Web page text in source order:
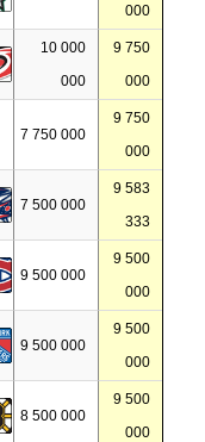
000
10 000
000
9 750
000
7 750 000
9 750
000
7 500 000
9 583
333
9 500 000
9 500
000
9 500 000
9 500
000
8 500 000
9 500
000